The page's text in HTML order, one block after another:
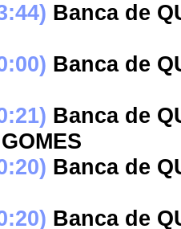
Banca de
Banca de
Banca de
Banca de
Banca de